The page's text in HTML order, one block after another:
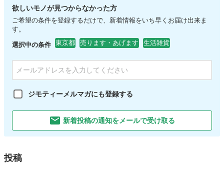
欲しいモノが見つからなかった方
ご希望の条件を登録するだけで、新着情報をいち早くお届け出来ま
す。
選択中の条件 東京都 売ります・あげます 生活雑貨
ジモティーメルマガにも登録する
新着投稿の通知をメールで受け取る
投稿